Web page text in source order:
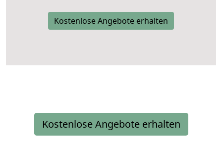
Kostenlose Angebote erhalten
Kostenlose Angebote erhalten